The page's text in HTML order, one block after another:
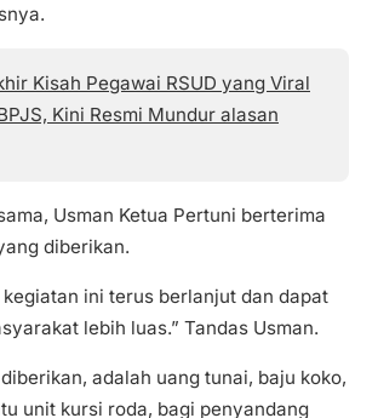
Kisah Pegawai RSUD yang Viral
Kini Resmi Mundur alasan
Usman Ketua Pertuni berterima
diberikan.
kegiatan ini terus berlanjut dan dapat
lebih luas.” Tandas Usman.
adalah uang tunai, baju koko,
unit kursi roda, bagi penyandang